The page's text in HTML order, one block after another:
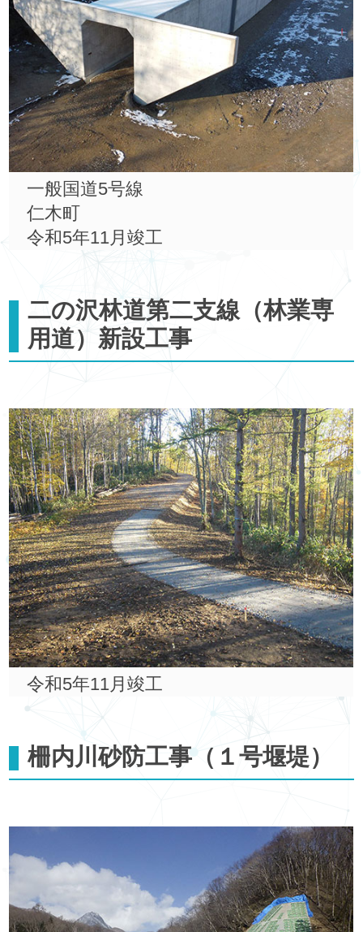
一般国道5号線
仁木町
令和5年11月竣工
二の沢林道第二支線（林業専
用道）新設工事
令和5年11月竣工
柵内川砂防工事（１号堰堤）